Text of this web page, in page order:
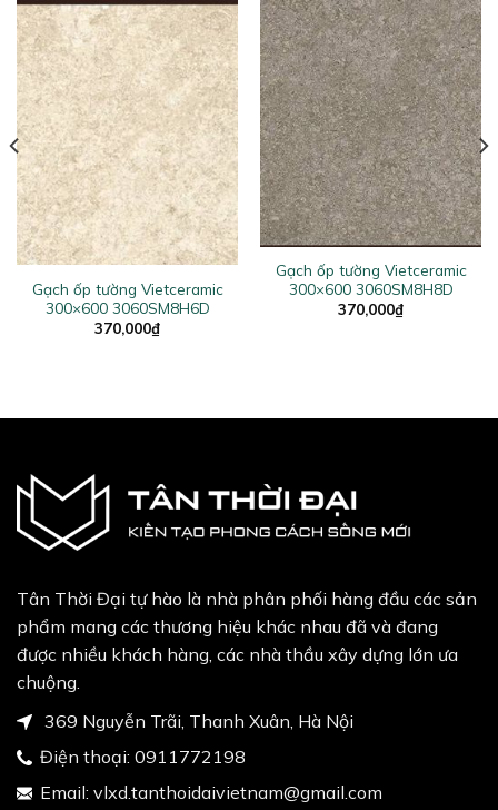
Gạch ốp tường Vietceramic
300×600 3060SM8H6D
370,000₫
Gạch ốp tường Vietceramic
300×600 3060SM8H8D
370,000₫
Tân Thời Đại tự hào là nhà phân phối hàng đầu các sản
phẩm mang các thương hiệu khác nhau đã và đang
được nhiều khách hàng, các nhà thầu xây dựng lớn ưa
chuộng.
369 Nguyễn Trãi, Thanh Xuân, Hà Nội
Điện thoại: 0911772198
Email: vlxd.tanthoidaivietnam@gmail.com